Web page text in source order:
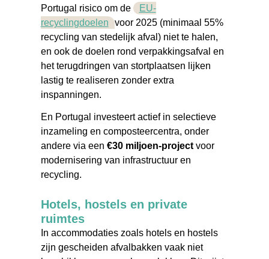
Portugal risico om de
EU-
recyclingdoelen
voor 2025 (minimaal 55%
recycling van stedelijk afval) niet te halen,
en ook de doelen rond verpakkingsafval en
het terugdringen van stortplaatsen lijken
lastig te realiseren zonder extra
inspanningen.
En Portugal investeert actief in selectieve
inzameling en composteercentra, onder
andere via een €30 miljoen-projectvoor
modernisering van infrastructuur en
recycling.
Hotels, hostels en private
ruimtes
In accommodaties zoals hotels en hostels
zijn gescheiden afvalbakken vaak niet